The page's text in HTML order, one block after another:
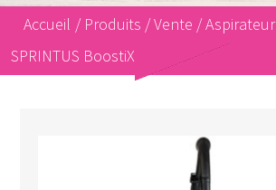
Accueil / Produits /Vente /Aspirateur
SPRINTUS BoostiX